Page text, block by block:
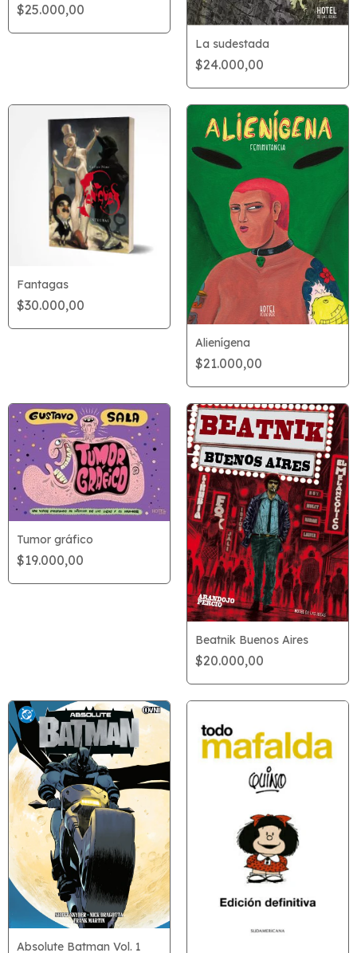
$25.000,00
La sudestada
$24.000,00
Fantagas
$30.000,00
Alienígena
$21.000,00
Tumor gráfico
$19.000,00
Beatnik Buenos Aires
$20.000,00
Absolute Batman Vol. 1